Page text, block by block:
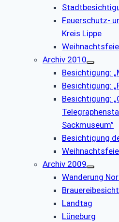
Feuerschutz-
Kreis Lippe
Archiv 2010
Besichtigung:
Besichtigung:
Besichtigung:
Sackmuseum”
Besichtigung
Archiv 2009
Wanderung
Landtag
Lüneburg